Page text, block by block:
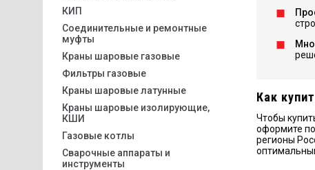
КИП
Соединительные и ремонтные
муфты
Краны шаровые газовые
Фильтры газовые
Краны шаровые латунные
Краны шаровые изолирующие,
КШИ
Газовые котлы
Сварочные аппараты и
инструменты
Как
Чтобы
оформите
регионы